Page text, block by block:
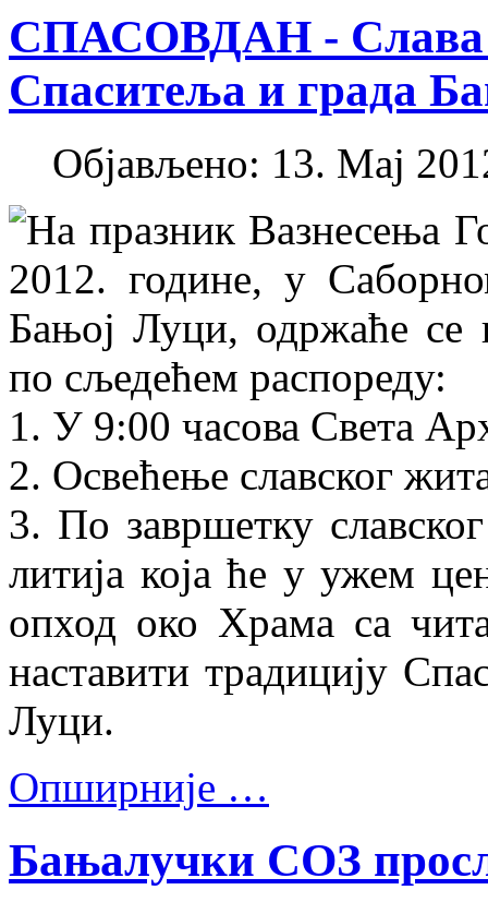
СПАСОВДАН - Слава
Спаситеља и града
Објављено: 13. Мај
На празник Вазнесења
2012. године, у
Бањој Луци, одржаће се
по сљедећем распореду:
1. У 9:00 часова Света
2. Освећење славског
3. По завршетку
литија која ће у ужем
опход око Храма са
наставити традицију
Луци.
Опширније …
Бањалучки СОЗ